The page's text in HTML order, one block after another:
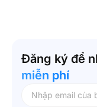
Đăng ký để
miễn phí